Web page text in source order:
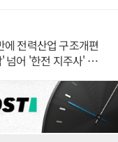
전력산업 구조개편
어 '한전 지주사' 재편